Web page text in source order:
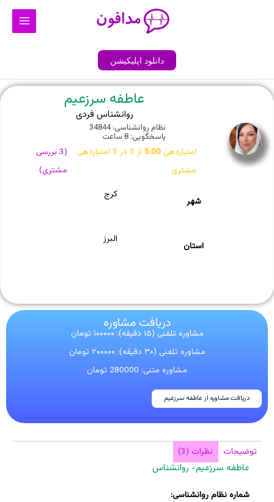
Main
دانلود اپلیکیشن
عاطفه سرزعیم
روانشناس فردی
نظام روانشناسی: 34844
پاسخگویی: 8 ساعت
امتیازدهی5.00 از 5 در 3 امتیازدهی
مشتری
(
3 بررسی
مشتری)
شهر
کرج
استان
البرز
دریافت مشاوره
مشاوره تلفنی (۱۵ دقیقه): ۱۰۰۰۰۰ تومان
مشاوره تلفنی (۳۰ دقیقه): ۲۰۰۰۰۰ تومان
مشاوره متنی: 280000 تومان
دریافت مشاوره از عاطفه سرزعیم
توضیحات نظرات (3)
عاطفه سرزعیم- روانشناس
شماره نظام روانشناسی: